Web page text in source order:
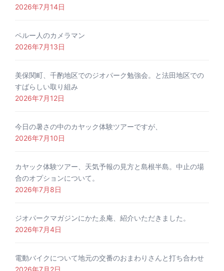
2026年7月14日
ペルー人のカメラマン
2026年7月13日
美保関町、千酌地区でのジオパーク勉強会。と法田地区での
すばらしい取り組み
2026年7月12日
今日の暑さの中のカヤック体験ツアーですが、
2026年7月10日
カヤック体験ツアー、天気予報の見方と島根半島。中止の場
合のオプションについて。
2026年7月8日
ジオパークマガジンにかたゑ庵、紹介いただきました。
2026年7月4日
電動バイクについて地元の交番のおまわりさんと打ち合わせ
2026年7月2日